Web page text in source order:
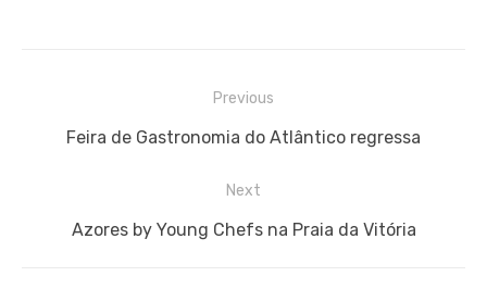
Previous
Previous
Feira de Gastronomia do Atlântico regressa
Next
Next
Azores by Young Chefs na Praia da Vitória